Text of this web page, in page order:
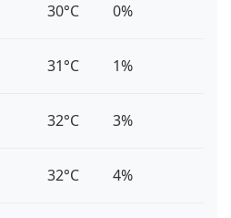
30°C 0%
31°C 1%
32°C 3%
32°C 4%